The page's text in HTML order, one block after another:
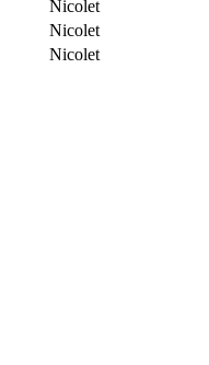
Nicolet
Nicolet
Nicolet